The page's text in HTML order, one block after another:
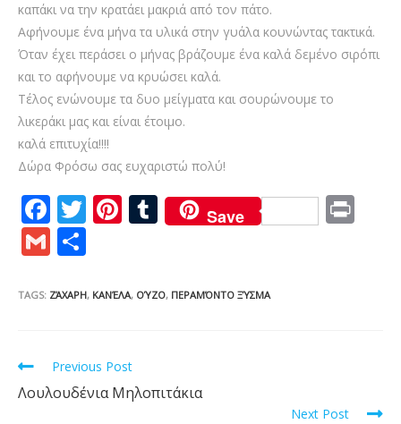
καπάκι να την κρατάει μακριά από τον πάτο.
Αφήνουμε ένα μήνα τα υλικά στην γυάλα κουνώντας τακτικά.
Όταν έχει περάσει ο μήνας βράζουμε ένα καλά δεμένο σιρόπι
και το αφήνουμε να κρυώσει καλά.
Τέλος ενώνουμε τα δυο μείγματα και σουρώνουμε το
λικεράκι μας και είναι έτοιμο.
καλά επιτυχία!!!!
Δώρα Φρόσω σας ευχαριστώ πολύ!
F
ac
e
b
o
k
T
er
Pi
e
T
u
bl
Save
G
ai ar
TAGS: ΖΆΧΑΡΗ, ΚΑΝΈΛΑ, ΟΎΖΟ, ΠΕΡΑΜΌΝΤΟ ΞΎΣΜΑ
Read
more
articles
Previous Post
Λουλουδένια Μηλοπιτάκια
Next Post